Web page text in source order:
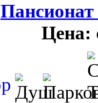
Цена: